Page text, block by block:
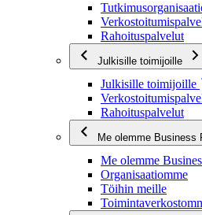
Rahoituspalvelut
Julkisille toimijoille
Julkisille toimijoille
Rahoituspalvelut
Me olemme Business
Me olemme
Organisaatiomme
Töihin meille